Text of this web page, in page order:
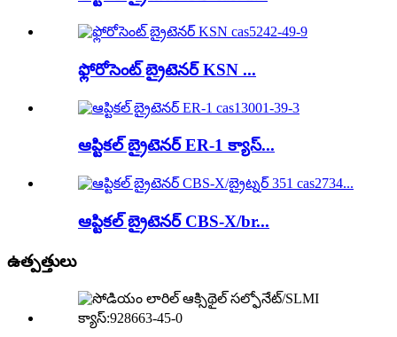
ఫ్లోరోసెంట్ బ్రైటెనర్ KSN ...
ఆప్టికల్ బ్రైటెనర్ ER-1 క్యాస్...
ఆప్టికల్ బ్రైటెనర్ CBS-X/br...
ఉత్పత్తులు